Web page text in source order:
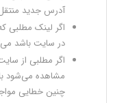
آدرس جدید
اگر لینک مطلبی
در سایت باشد
مشاهده می‌شود
چنین خطایی